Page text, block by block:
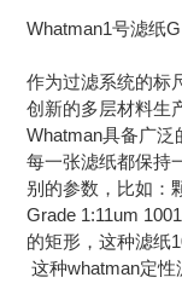
Whatman1号滤纸
作为过滤系统的标
创新的多层材料生
Whatman具备广
每一张滤纸都保持
别的参数，比如：
Grade 1:11um
的矩形，这种滤纸
这种whatman定